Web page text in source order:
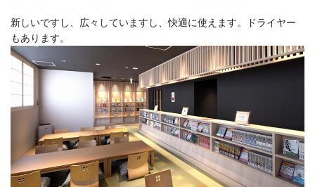
新しいですし、広々していますし、快適に使えます。ドライヤー
もあります。